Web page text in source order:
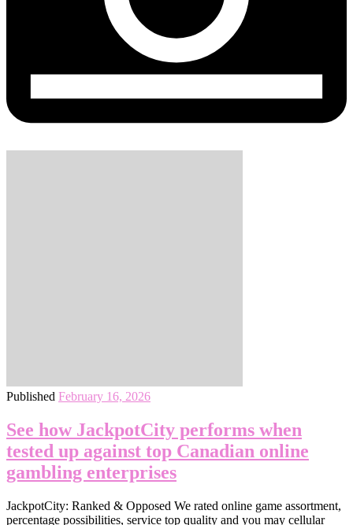
Published February 16, 2026
See how JackpotCity performs when
tested up against top Canadian online
gambling enterprises
JackpotCity: Ranked & Opposed We rated online game assortment,
percentage possibilities, service top quality and you may cellular